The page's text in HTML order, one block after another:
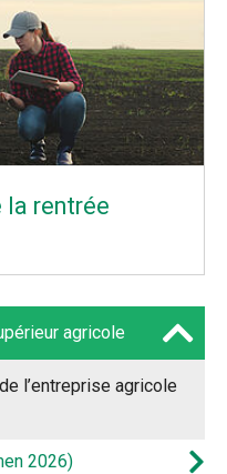
la rentrée
agricole
l’entreprise agricole
2026)